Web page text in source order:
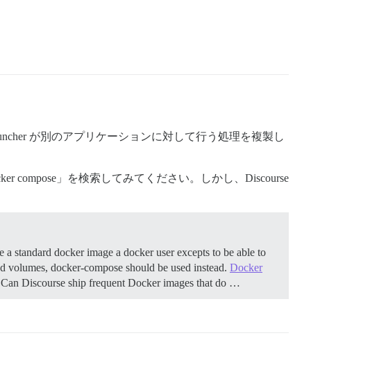
が別のアプリケーションに対して行う処理を複製し
compose」を検索してみてください。しかし、Discourse
standard docker image a docker user excepts to be able to
docker-compose should be used instead. Docker
Discourse ship frequent Docker images that do …